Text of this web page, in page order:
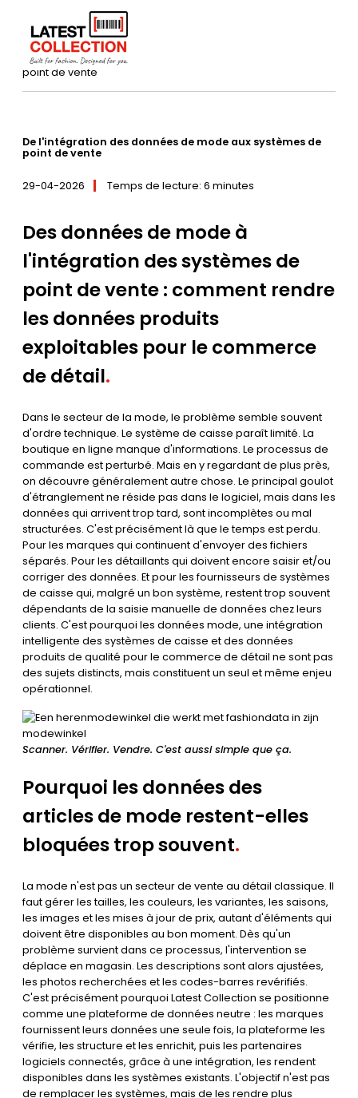
contenu
Accueil–Nieuws / Tips
–De l'intégration des données de mode aux systèmes de
point de vente
De l'intégration des données de mode aux systèmes de
point de vente
29-04-2026 Temps de lecture: 6 minutes
Des données de mode à
l'intégration des systèmes de
point de vente : comment rendre
les données produits
exploitables pour le commerce
de détail.
Dans le secteur de la mode, le problème semble souvent
d'ordre technique. Le système de caisse paraît limité. La
boutique en ligne manque d'informations. Le processus de
commande est perturbé. Mais en y regardant de plus près,
on découvre généralement autre chose. Le principal goulot
d'étranglement ne réside pas dans le logiciel, mais dans les
données qui arrivent trop tard, sont incomplètes ou mal
structurées. C'est précisément là que le temps est perdu.
Pour les marques qui continuent d'envoyer des fichiers
séparés. Pour les détaillants qui doivent encore saisir et/ou
corriger des données. Et pour les fournisseurs de systèmes
de caisse qui, malgré un bon système, restent trop souvent
dépendants de la saisie manuelle de données chez leurs
clients. C'est pourquoi les données mode, une intégration
intelligente des systèmes de caisse et des données
produits de qualité pour le commerce de détail ne sont pas
des sujets distincts, mais constituent un seul et même enjeu
opérationnel.
Scanner. Vérifier. Vendre. C'est aussi simple que ça.
Pourquoi les données des
articles de mode restent-elles
bloquées trop souvent.
La mode n'est pas un secteur de vente au détail classique. Il
faut gérer les tailles, les couleurs, les variantes, les saisons,
les images et les mises à jour de prix, autant d'éléments qui
doivent être disponibles au bon moment. Dès qu'un
problème survient dans ce processus, l'intervention se
déplace en magasin. Les descriptions sont alors ajustées,
les photos recherchées et les codes-barres revérifiés.
C'est précisément pourquoi Latest Collection se positionne
comme une plateforme de données neutre : les marques
fournissent leurs données une seule fois, la plateforme les
vérifie, les structure et les enrichit, puis les partenaires
logiciels connectés, grâce à une intégration, les rendent
disponibles dans les systèmes existants. L'objectif n'est pas
de remplacer les systèmes, mais de les rendre plus